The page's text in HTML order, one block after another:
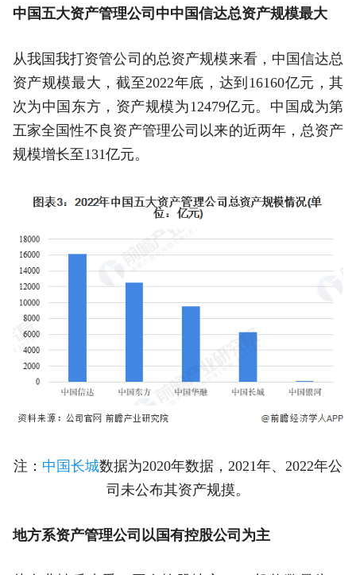
中国五大资产管理公司中中国信达总资产规模最大
从我国我打资管公司的总资产规模来看，中国信达总
资产规模最大，截至2022年底，达到16160亿元，其
次为中国东方，资产规模为12479亿元。中国成为第
五家全国性不良资产管理公司以来的近两年，总资产
规模增长至131亿元。
注： 中国长城数据为2020年数据，2021年、2022年公
司未公布其资产规摸。
地方系资产管理公司以国有控股公司为主